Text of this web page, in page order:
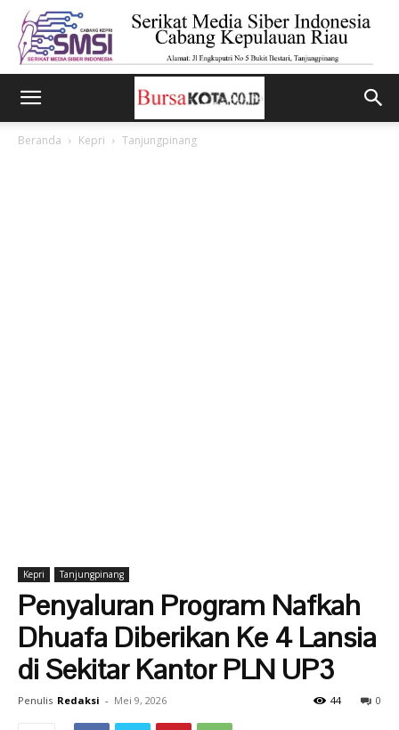
Beranda Kepri Tanjungpinang
Kepri Tanjungpinang
Penyaluran Program Nafkah
Dhuafa Diberikan Ke 4 Lansia
di Sekitar Kantor PLN UP3
Penulis Redaksi - Mei 9, 2026 0
44